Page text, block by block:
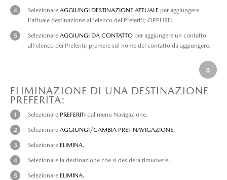
Selezionare AGGIUNGI DESTINAZIONE ATTUALE per aggiungere
l'attuale destinazione all'elenco dei Preferiti; OPPURE:
Selezionare AGGIUNGI DA CONTATTO per aggiungere un contatto
all'elenco dei Preferiti; premere sul nome del contatto da aggiungere.
ELIMINAZIONE DI UNA DESTINAZIONE
PREFERITA:
Selezionare PREFERITI dal menu Navigazione.
Selezionare AGGIUNGI/CAMBIA PREF NAVIGAZIONE.
Selezionare ELIMINA.
Selezionare la destinazione che si desidera rimuovere.
Selezionare ELIMINA.